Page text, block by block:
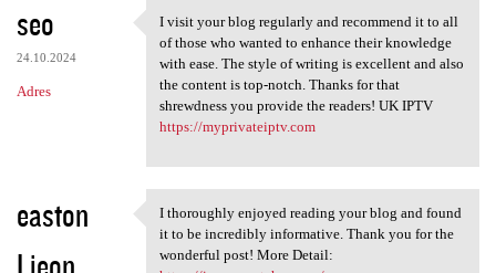
seo
24.10.2024
Adres
I visit your blog regularly
I visit your blog regularly and recommend it to all
of those who wanted to enhance their knowledge
with ease. The style of writing is excellent and also
the content is top-notch. Thanks for that
shrewdness you provide the readers! UK IPTV
https://myprivateiptv.com
easton
I thoroughly enjoyed reading
I thoroughly enjoyed reading your blog and found
it to be incredibly informative. Thank you for the
wonderful post! More Detail: